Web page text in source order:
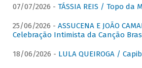
07/07/2026 - TÁSSIA REIS / Topo da
25/06/2026 - ASSUCENA E JOÃO
Celebração Intimista da Canção
18/06/2026 - LULA QUEIROGA /